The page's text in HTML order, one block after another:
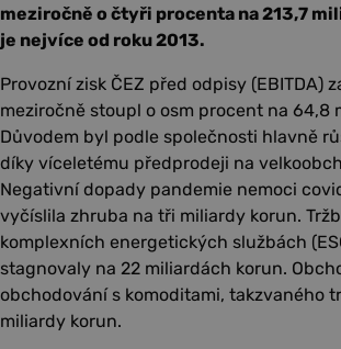
meziročně o čtyři procenta na 213,7
je nejvíce od roku 2013.
Provozní zisk ČEZ před odpisy (EBITDA)
meziročně stoupl o osm procent na 64,8
Důvodem byl podle společnosti hlavně
díky víceletému předprodeji na
Negativní dopady pandemie nemoci
vyčíslila zhruba na tři miliardy korun.
komplexních energetických službách
stagnovaly na 22 miliardách korun.
obchodování s komoditami, takzvaného
miliardy korun.